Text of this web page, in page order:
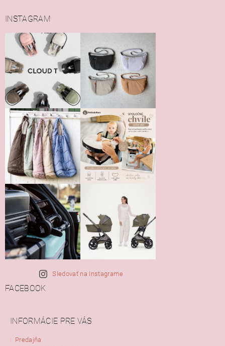
INSTAGRAM
Sledovať na Instagrame
FACEBOOK
INFORMÁCIE PRE VÁS
Predajňa